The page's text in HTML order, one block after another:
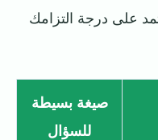
على درجة التزامك
صيغة بسيطة
للسؤال